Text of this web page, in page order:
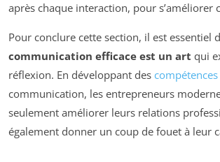
après chaque interaction, pour s’améliorer
Pour conclure cette section, il est essentiel
communication efficace est un art qui
réflexion. En développant des compétences
communication, les entrepreneurs
seulement améliorer leurs relations
également donner un coup de fouet à leur